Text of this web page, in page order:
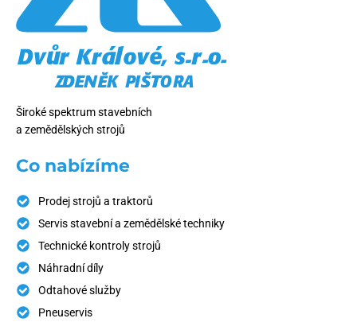
Široké spektrum stavebních
a zemědělských strojů
Co nabízíme
Prodej strojů a traktorů
Servis stavební a zemědělské techniky
Technické kontroly strojů
Náhradní díly
Odtahové služby
Pneuservis